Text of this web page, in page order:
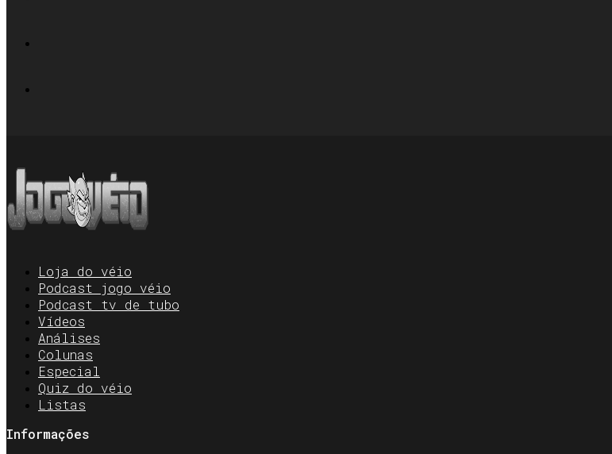
Loja do véio
Podcast jogo véio
Podcast tv de tubo
Vídeos
Análises
Colunas
Especial
Quiz do véio
Listas
Informações